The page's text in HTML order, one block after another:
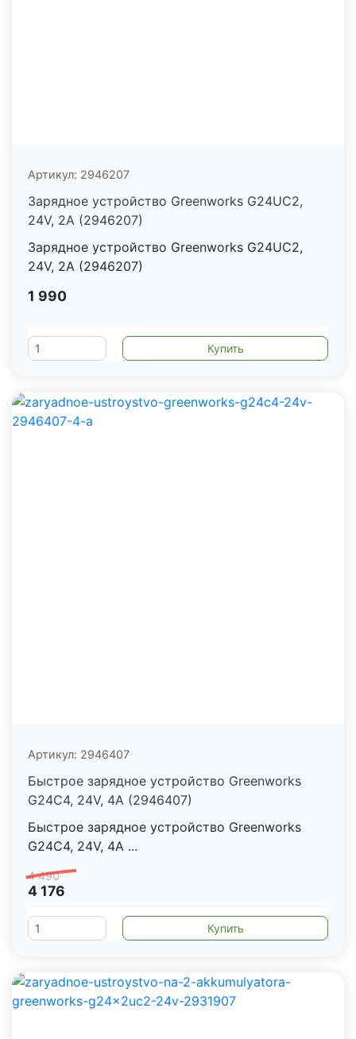
Артикул: 2946207
Зарядное устройство Greenworks G24UC2,
24V, 2А (2946207)
Зарядное устройство Greenworks G24UC2,
24V, 2А (2946207)
1 990
Артикул: 2946407
Быстрое зарядное устройство Greenworks
G24C4, 24V, 4А (2946407)
Быстрое зарядное устройство Greenworks
G24C4, 24V, 4А ...
4 490
4 176